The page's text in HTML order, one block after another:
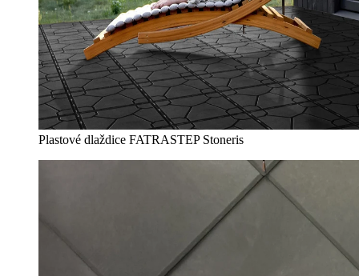
Plastové dlaždice FATRASTEP Stoneris